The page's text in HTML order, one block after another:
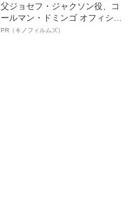
父ジョセフ・ジャクソン役、コ
ールマン・ドミンゴ オフィシャ
ルインタビュー“観客を魅了した
PR（キノフィルムズ）